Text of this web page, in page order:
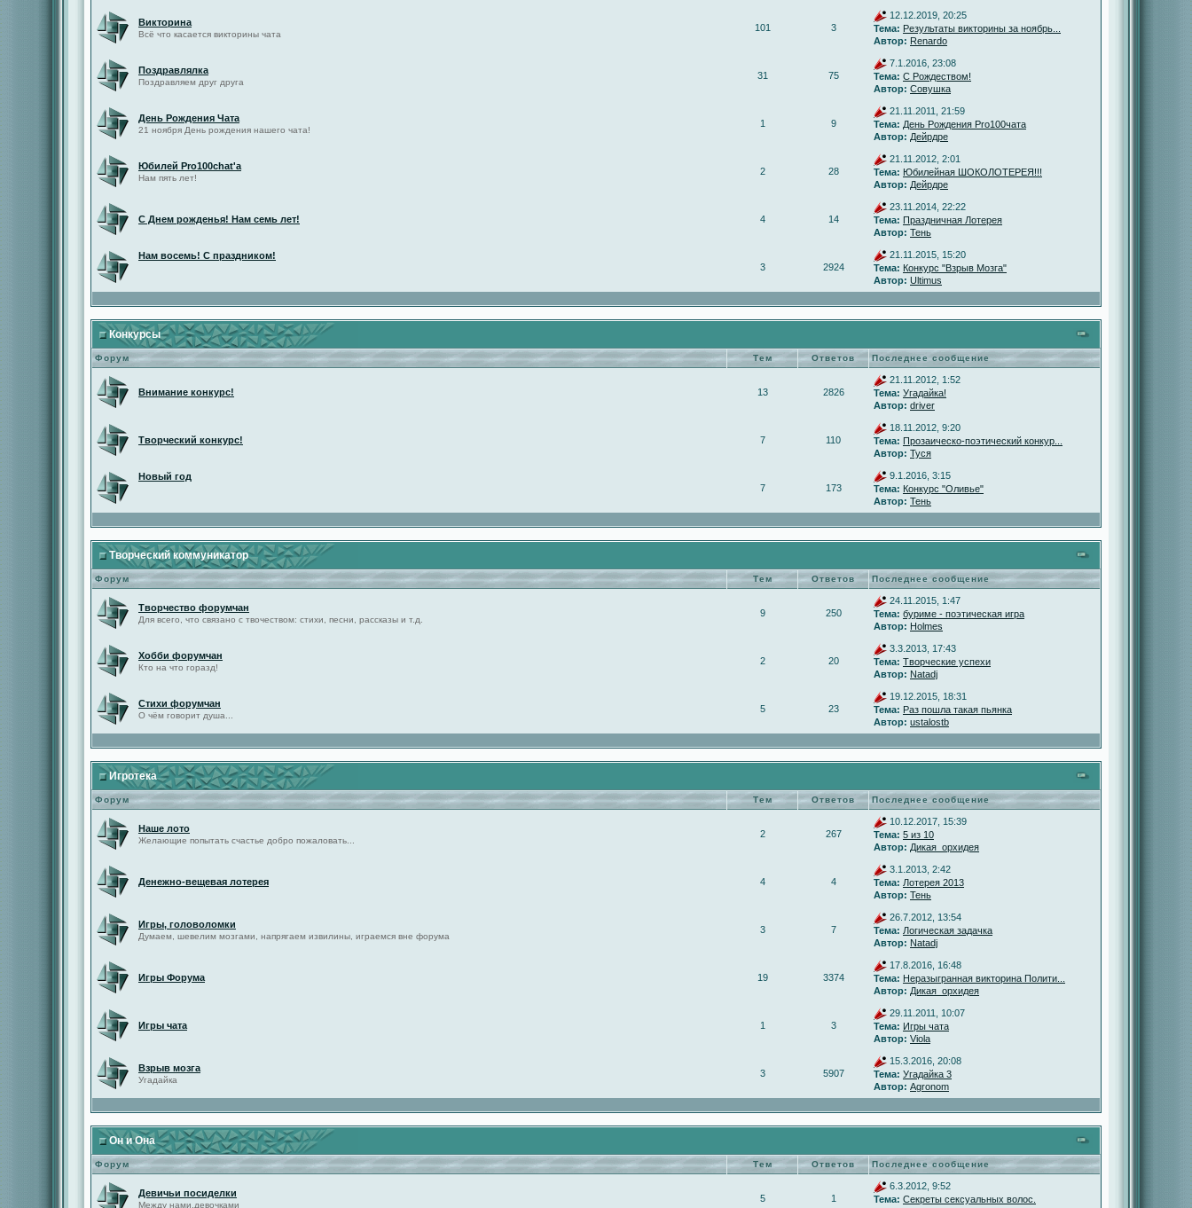
Викторина
Всё что касается викторины чата
101 3
12.12.2019, 20:25
Тема: Результаты викторины за ноябрь...
Автор: Renardo
Поздравлялка
Поздравляем друг друга
31 75
7.1.2016, 23:08
Тема: С Рождеством!
Автор: Совушка
День Рождения Чата
21 ноября День рождения нашего чата!
1 9
21.11.2011, 21:59
Тема: День Рождения Pro100чата
Автор: Дейрдре
Юбилей Pro100chat'а
Нам пять лет!
2 28
21.11.2012, 2:01
Тема: Юбилейная ШОКОЛОТЕРЕЯ!!!
Автор: Дейрдре
С Днем рожденья! Нам семь лет! 4 14
23.11.2014, 22:22
Тема: Праздничная Лотерея
Автор: Тень
Нам восемь! С праздником!
3
2924
21.11.2015, 15:20
Тема: Конкурс "Взрыв Мозга"
Автор: Ultimus
Конкурсы
Форум Тем Ответов Последнее сообщение
Внимание конкурс! 13 2826
21.11.2012, 1:52
Тема: Угадайка!
Автор: driver
Творческий конкурс! 7 110
18.11.2012, 9:20
Тема: Прозаическо-поэтический конкур...
Автор: Туся
Новый год
7
173
9.1.2016, 3:15
Тема: Конкурс "Оливье"
Автор: Тень
Творческий коммуникатор
Форум Тем Ответов Последнее сообщение
Творчество форумчан
Для всего, что связано с твочеством: стихи, песни, рассказы и т.д.
9 250
24.11.2015, 1:47
Тема: буриме - поэтическая игра
Автор: Holmes
Хобби форумчан
Кто на что горазд!
2 20
3.3.2013, 17:43
Тема: Творческие успехи
Автор: Natadj
Стихи форумчан
О чём говорит душа...
5 23
19.12.2015, 18:31
Тема: Раз пошла такая пьянка
Автор: ustalostb
Игротека
Форум Тем Ответов Последнее сообщение
Наше лото
Желающие попытать счастье добро пожаловать...
2 267
10.12.2017, 15:39
Тема: 5 из 10
Автор: Дикая_орхидея
Денежно-вещевая лотерея 4 4
3.1.2013, 2:42
Тема: Лотерея 2013
Автор: Тень
Игры, головоломки
Думаем, шевелим мозгами, напрягаем извилины, играемся вне форума
3 7
26.7.2012, 13:54
Тема: Логическая задачка
Автор: Natadj
Игры Форума 19 3374
17.8.2016, 16:48
Тема: Неразыгранная викторина Полити...
Автор: Дикая_орхидея
Игры чата 1 3
29.11.2011, 10:07
Тема: Игры чата
Автор: Viola
Взрыв мозга
Угадайка
3 5907
15.3.2016, 20:08
Тема: Угадайка 3
Автор: Agronom
Он и Она
Форум Тем Ответов Последнее сообщение
Девичьи посиделки
Между нами,девочками
5 1
6.3.2012, 9:52
Тема: Секреты сексуальных волос.